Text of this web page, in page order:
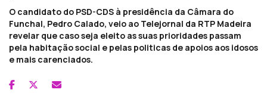
O candidato do PSD-CDS à presidência da Câmara do
Funchal, Pedro Calado, veio ao Telejornal da RTP Madeira
revelar que caso seja eleito as suas prioridades passam
pela habitação social e pelas politicas de apoios aos idosos
e mais carenciados.